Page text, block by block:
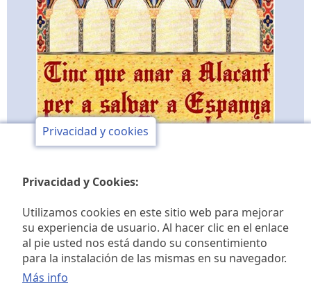
Club de opinión y de
estudios históricos Jaime I
Privacidad y cookies
Privacidad y Cookies:
Utilizamos cookies en este sitio web para mejorar
su experiencia de usuario. Al hacer clic en el enlace
al pie usted nos está dando su consentimiento
para la instalación de las mismas en su navegador.
Más info